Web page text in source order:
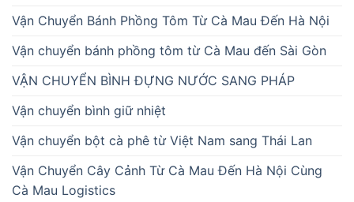
Vận Chuyển Bánh Phồng Tôm Từ Cà Mau Đến Hà Nội
Vận chuyển bánh phồng tôm từ Cà Mau đến Sài Gòn
VẬN CHUYỂN BÌNH ĐỰNG NƯỚC SANG PHÁP
Vận chuyển bình giữ nhiệt
Vận chuyển bột cà phê từ Việt Nam sang Thái Lan
Vận Chuyển Cây Cảnh Từ Cà Mau Đến Hà Nội Cùng
Cà Mau Logistics